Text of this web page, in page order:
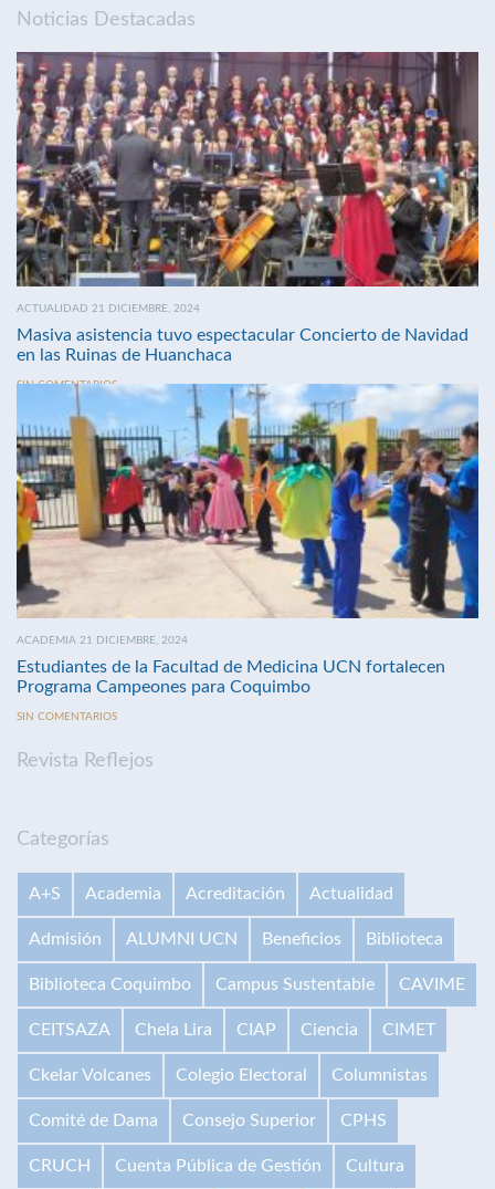
Noticias Destacadas
ACTUALIDAD 21 DICIEMBRE, 2024
Masiva asistencia tuvo espectacular Concierto de Navidad
en las Ruinas de Huanchaca
SIN COMENTARIOS
ACADEMIA 21 DICIEMBRE, 2024
Estudiantes de la Facultad de Medicina UCN fortalecen
Programa Campeones para Coquimbo
SIN COMENTARIOS
Revista Reflejos
Categorías
A+S Academia Acreditación Actualidad
Admisión ALUMNI UCN Beneficios Biblioteca
Biblioteca Coquimbo Campus Sustentable CAVIME
CEITSAZA Chela Lira CIAP Ciencia CIMET
Ckelar Volcanes Colegio Electoral Columnistas
Comité de Dama Consejo Superior CPHS
CRUCH Cuenta Pública de Gestión Cultura